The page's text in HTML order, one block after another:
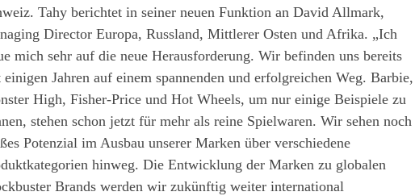
Tahy berichtet in seiner neuen Funktion an David Allmark,
Director Europa, Russland, Mittlerer Osten und Afrika. „Ich
mich sehr auf die neue Herausforderung. Wir befinden uns bereits
einigen Jahren auf einem spannenden und erfolgreichen Weg. Barbie,
High, Fisher-Price und Hot Wheels, um nur einige Beispiele zu
stehen schon jetzt für mehr als reine Spielwaren. Wir sehen noch
Potenzial im Ausbau unserer Marken über verschiedene
hinweg. Die Entwicklung der Marken zu globalen
Brands werden wir zukünftig weiter international